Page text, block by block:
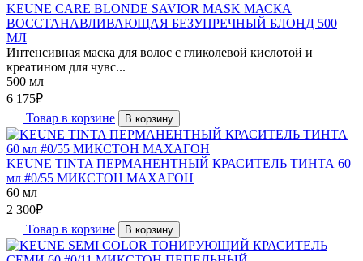
KEUNE CARE BLONDE SAVIOR MASK МАСКА
ВОССТАНАВЛИВАЮЩАЯ БЕЗУПРЕЧНЫЙ БЛОНД 500
МЛ
Интенсивная маска для волос с гликолевой кислотой и
креатином для чувс...
500 мл
6 175₽
Товар в корзине
В корзину
KEUNE TINTA ПЕРМАНЕНТНЫЙ КРАСИТЕЛЬ ТИНТА 60
мл #0/55 МИКСТОН МАХАГОН
60 мл
2 300₽
Товар в корзине
В корзину